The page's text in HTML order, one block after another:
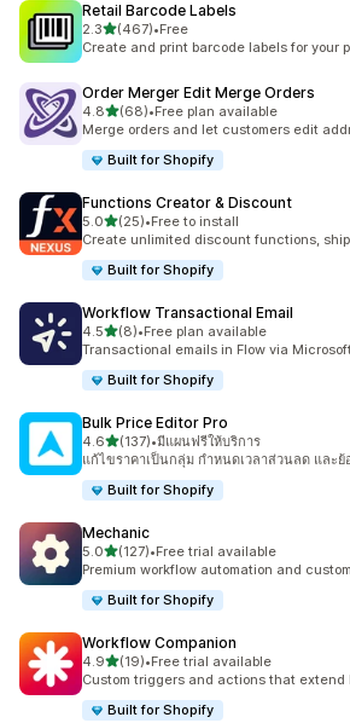
Retail Barcode Labels
2.3เต็ม 5 ดาว
(467)
ทั้งหมด 467 รีวิว
•Free
Create and print barcode labels for your
Order Merger Edit Merge Orders
4.8เต็ม 5 ดาว
(68)
ทั้งหมด 68 รีวิว
•Free plan available
Merge orders and let customers edit
Built for Shopify
Functions Creator & Discount
5.0เต็ม 5 ดาว
(25)
ทั้งหมด 25 รีวิว
•Free to install
Create unlimited discount functions,
Built for Shopify
Workflow Transactional Email
4.5เต็ม 5 ดาว
(8)
ทั้งหมด 8 รีวิว
•Free plan available
Transactional emails in Flow via
Built for Shopify
Bulk Price Editor Pro
4.6เต็ม 5 ดาว
(137)
ทั้งหมด 137 รีวิว
•มีแผนฟรีให้บริการ
แก้ไขราคาเป็นกลุ่ม กำหนดเวลาส่วนลด และ
Built for Shopify
Mechanic
5.0เต็ม 5 ดาว
(127)
ทั้งหมด 127 รีวิว
•Free trial available
Premium workflow automation and
Built for Shopify
Workflow Companion
4.9เต็ม 5 ดาว
(19)
ทั้งหมด 19 รีวิว
•Free trial available
Custom triggers and actions that extend
Built for Shopify